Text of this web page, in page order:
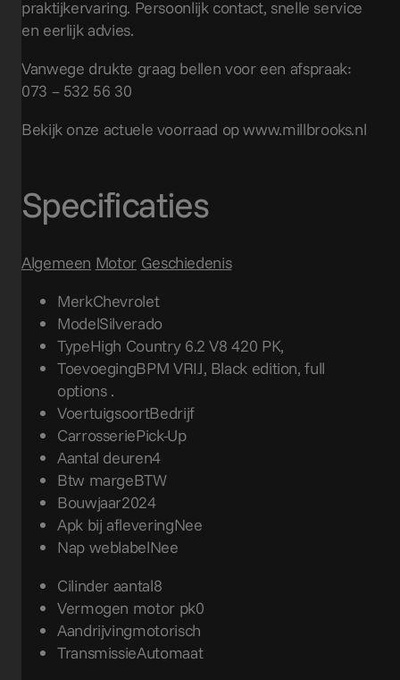
praktijkervaring. Persoonlijk contact, snelle service
en eerlijk advies.
Vanwege drukte graag bellen voor een afspraak:
073 – 532 56 30
Bekijk onze actuele voorraad op www.millbrooks.nl
Specificaties
Algemeen Motor Geschiedenis
MerkChevrolet
ModelSilverado
TypeHigh Country 6.2 V8 420 PK,
ToevoegingBPM VRIJ, Black edition, full
options .
VoertuigsoortBedrijf
CarrosseriePick-Up
Aantal deuren4
Btw margeBTW
Bouwjaar2024
Apk bij afleveringNee
Nap weblabelNee
Cilinder aantal8
Vermogen motor pk0
Aandrijvingmotorisch
TransmissieAutomaat